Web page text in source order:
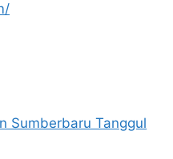
Sumberbaru Tanggul